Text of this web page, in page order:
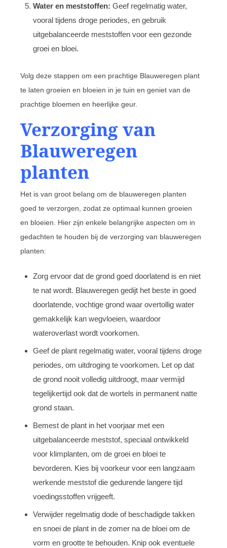
Water en meststoffen: Geef regelmatig water,
vooral tijdens droge periodes, en gebruik
uitgebalanceerde meststoffen voor een gezonde
groei en bloei.
Volg deze stappen om een prachtige Blauweregen plant
te laten groeien en bloeien in je tuin en geniet van de
prachtige bloemen en heerlijke geur.
Verzorging van
Blauweregen
planten
Het is van groot belang om de blauweregen planten
goed te verzorgen, zodat ze optimaal kunnen groeien
en bloeien. Hier zijn enkele belangrijke aspecten om in
gedachten te houden bij de verzorging van blauweregen
planten:
Zorg ervoor dat de grond goed doorlatend is en niet
te nat wordt. Blauweregen gedijt het beste in goed
doorlatende, vochtige grond waar overtollig water
gemakkelijk kan wegvloeien, waardoor
wateroverlast wordt voorkomen.
Geef de plant regelmatig water, vooral tijdens droge
periodes, om uitdroging te voorkomen. Let op dat
de grond nooit volledig uitdroogt, maar vermijd
tegelijkertijd ook dat de wortels in permanent natte
grond staan.
Bemest de plant in het voorjaar met een
uitgebalanceerde meststof, speciaal ontwikkeld
voor klimplanten, om de groei en bloei te
bevorderen. Kies bij voorkeur voor een langzaam
werkende meststof die gedurende langere tijd
voedingsstoffen vrijgeeft.
Verwijder regelmatig dode of beschadigde takken
en snoei de plant in de zomer na de bloei om de
vorm en grootte te behouden. Knip ook eventuele